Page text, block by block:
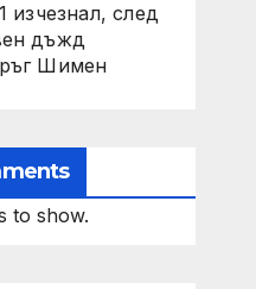
изчезнал, след
дъжд
Шимен
to show.